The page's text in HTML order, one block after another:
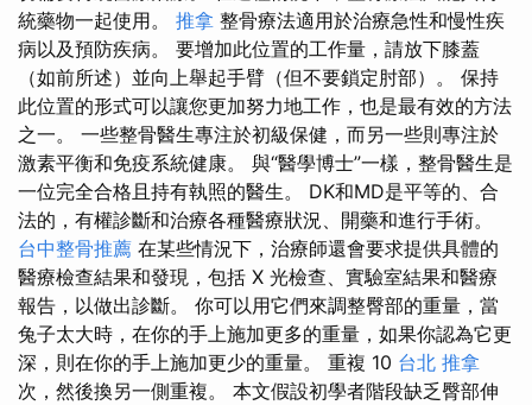
統藥物一起使用。 推拿 整骨療法適用於治療急性和慢性疾
病以及預防疾病。 要增加此位置的工作量，請放下膝蓋
（如前所述）並向上舉起手臂（但不要鎖定肘部）。 保持
此位置的形式可以讓您更加努力地工作，也是最有效的方法
之一。 一些整骨醫生專注於初級保健，而另一些則專注於
激素平衡和免疫系統健康。 與“醫學博士”一樣，整骨醫生是
一位完全合格且持有執照的醫生。 DK和MD是平等的、合
法的，有權診斷和治療各種醫療狀況、開藥和進行手術。
台中整骨推薦 在某些情況下，治療師還會要求提供具體的
醫療檢查結果和發現，包括 X 光檢查、實驗室結果和醫療
報告，以做出診斷。 你可以用它們來調整臀部的重量，當
兔子太大時，在你的手上施加更多的重量，如果你認為它更
深，則在你的手上施加更少的重量。 重複 10 台北 推拿
次，然後換另一側重複。 本文假設初學者階段缺乏臀部伸